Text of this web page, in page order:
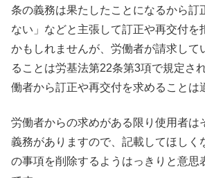
条の義務は果たしたことになるから訂
ない」などと主張して訂正や再交付を
かもしれませんが、労働者が請求して
ることは労基法第22条第3項で規定さ
働者から訂正や再交付を求めることは
労働者からの求めがある限り使用者は
義務がありますので、記載してほしく
の事項を削除するようはっきりと意思